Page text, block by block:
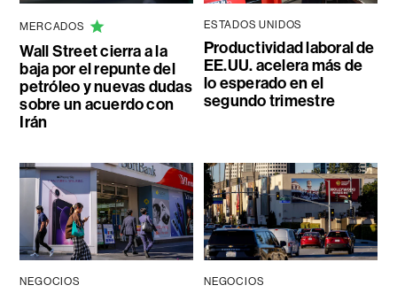
MERCADOS
Wall Street cierra a la
baja por el repunte del
petróleo y nuevas dudas
sobre un acuerdo con
Irán
ESTADOS UNIDOS
Productividad laboral de
EE.UU. acelera más de
lo esperado en el
segundo trimestre
NEGOCIOS NEGOCIOS